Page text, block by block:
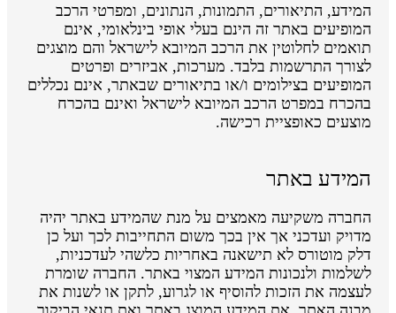
המידע, התיאורים, התמונות, הנתונים, ומפרטי הרכב
המופיעים באתר זה הינם בעלי אופי בינלאומי, אינם
תואמים לחלוטין את הרכב המיובא לישראל והם מוצגים
לצורך התרשמות בלבד. מערכות, אביזרים ופרטים
המופיעים בצילומים ו/או בתיאורים שבאתר, אינם נכללים
בהכרח במפרט הרכב המיובא לישראל ואינם בהכרח
מוצעים כאופציית רכישה.
המידע באתר
החברה משקיעה מאמצים על מנת שהמידע באתר יהיה
מדויק ועדכני אך אין בכך משום התחייבות לכך ועל כן
דלק מוטורס לא תישאנה באחריות כלשהי לעדכניות,
לשלמות ולנכונות המידע המצוי באתר. החברה שומרת
לעצמה את הזכות להוסיף או לגרוע, לתקן או לשנות את